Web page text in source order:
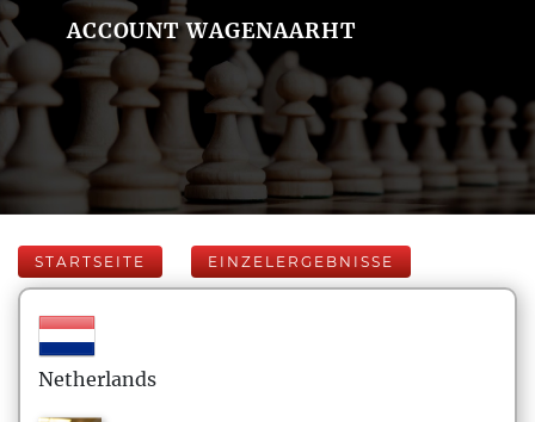
ACCOUNT WAGENAARHT
STARTSEITE EINZELERGEBNISSE
Netherlands